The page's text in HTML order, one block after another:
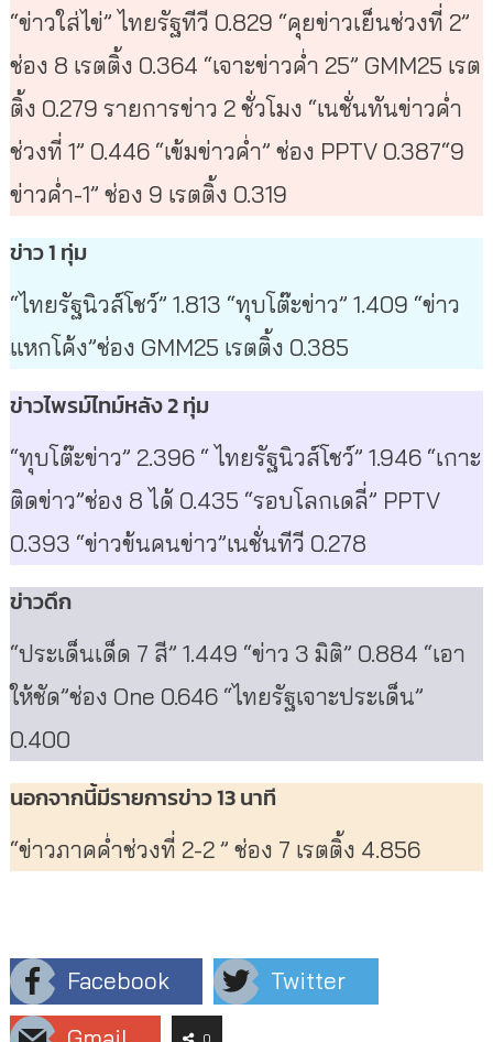
“ข่าวใส่ไข่” ไทยรัฐทีวี 0.829 “คุยข่าวเย็นช่วงที่ 2”
ช่อง 8 เรตติ้ง 0.364 “เจาะข่าวค่ำ 25” GMM25 เรต
ติ้ง 0.279 รายการข่าว 2 ชั่วโมง “เนชั่นทันข่าวค่ำ
ช่วงที่ 1” 0.446 “เข้มข่าวค่ำ” ช่อง PPTV 0.387“9
ข่าวค่ำ-1” ช่อง 9 เรตติ้ง 0.319
ข่าว 1 ทุ่ม
“ไทยรัฐนิวส์โชว์” 1.813 “ทุบโต๊ะข่าว” 1.409 “ข่าว
แหกโค้ง”ช่อง GMM25 เรตติ้ง 0.385
ข่าวไพรม์ไทม์หลัง 2 ทุ่ม
“ทุบโต๊ะข่าว” 2.396 “ ไทยรัฐนิวส์โชว์” 1.946 “เกาะ
ติดข่าว”ช่อง 8 ได้ 0.435 “รอบโลกเดลี่” PPTV
0.393 “ข่าวข้นคนข่าว”เนชั่นทีวี 0.278
ข่าวดึก
“ประเด็นเด็ด 7 สี” 1.449 “ข่าว 3 มิติ” 0.884 “เอา
ให้ชัด”ช่อง One 0.646 “ไทยรัฐเจาะประเด็น”
0.400
นอกจากนี้มีรายการข่าว 13 นาที
“ข่าวภาคค่ำช่วงที่ 2-2 ” ช่อง 7 เรตติ้ง 4.856
Facebook
Twitter
0